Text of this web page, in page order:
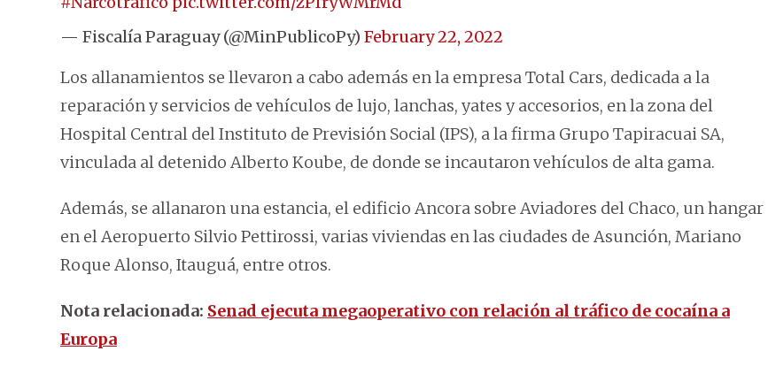
— Fiscalía Paraguay (@MinPublicoPy) February 22, 2022
Los allanamientos se llevaron a cabo además en la empresa Total Cars, dedicada a la
reparación y servicios de vehículos de lujo, lanchas, yates y accesorios, en la zona del
Hospital Central del Instituto de Previsión Social (IPS), a la firma Grupo Tapiracuai SA,
vinculada al detenido Alberto Koube, de donde se incautaron vehículos de alta gama.
Además, se allanaron una estancia, el edificio Ancora sobre Aviadores del Chaco, un hangar
en el Aeropuerto Silvio Pettirossi, varias viviendas en las ciudades de Asunción, Mariano
Roque Alonso, Itauguá, entre otros.
Nota relacionada: Senad ejecuta megaoperativo con relación al tráfico de cocaína a
Europa